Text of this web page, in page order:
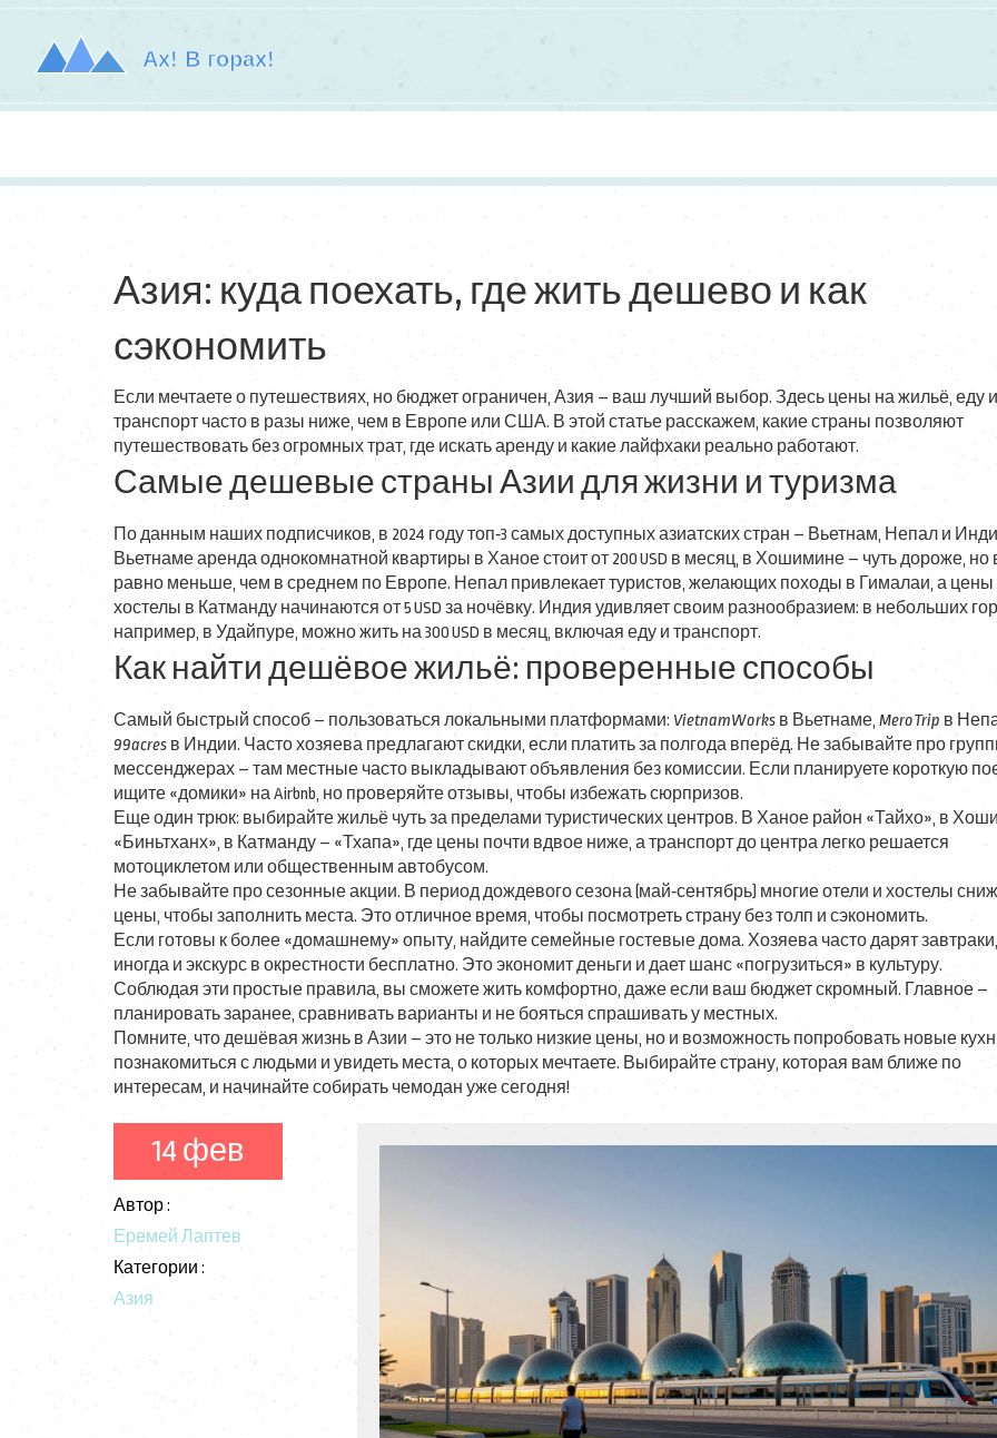
Азия: куда поехать, где жить дешево и как
сэкономить
Если мечтаете о путешествиях, но бюджет ограничен, Азия – ваш лучший выбор. Здесь цены на жильё, еду и
транспорт часто в разы ниже, чем в Европе или США. В этой статье расскажем, какие страны позволяют
путешествовать без огромных трат, где искать аренду и какие лайфхаки реально работают.
Самые дешевые страны Азии для жизни и туризма
По данным наших подписчиков, в 2024 году топ‑3 самых доступных азиатских стран – Вьетнам, Непал и
Вьетнаме аренда однокомнатной квартиры в Ханое стоит от 200 USD в месяц, в Хошимине – чуть дороже, но
равно меньше, чем в среднем по Европе. Непал привлекает туристов, желающих походы в Гималаи, а цены
хостелы в Катманду начинаются от 5 USD за ночёвку. Индия удивляет своим разнообразием: в небольших
например, в Удайпуре, можно жить на 300 USD в месяц, включая еду и транспорт.
Как найти дешёвое жильё: проверенные способы
Самый быстрый способ – пользоваться локальными платформами: VietnamWorks в Вьетнаме, MeroTrip в
99acres в Индии. Часто хозяева предлагают скидки, если платить за полгода вперёд. Не забывайте про
мессенджерах – там местные часто выкладывают объявления без комиссии. Если планируете короткую
ищите «домики» на Airbnb, но проверяйте отзывы, чтобы избежать сюрпризов.
Еще один трюк: выбирайте жильё чуть за пределами туристических центров. В Ханое район «Тайхо», в
«Биньтханх», в Катманду – «Тхапа», где цены почти вдвое ниже, а транспорт до центра легко решается
мотоциклетом или общественным автобусом.
Не забывайте про сезонные акции. В период дождевого сезона (май‑сентябрь) многие отели и хостелы
цены, чтобы заполнить места. Это отличное время, чтобы посмотреть страну без толп и сэкономить.
Если готовы к более «домашнему» опыту, найдите семейные гостевые дома. Хозяева часто дарят
иногда и экскурс в окрестности бесплатно. Это экономит деньги и дает шанс «погрузиться» в культуру.
Соблюдая эти простые правила, вы сможете жить комфортно, даже если ваш бюджет скромный. Главное –
планировать заранее, сравнивать варианты и не бояться спрашивать у местных.
Помните, что дешёвая жизнь в Азии – это не только низкие цены, но и возможность попробовать новые
познакомиться с людьми и увидеть места, о которых мечтаете. Выбирайте страну, которая вам ближе по
интересам, и начинайте собирать чемодан уже сегодня!
14 фев
Автор :
Еремей Лаптев
Категории :
Азия